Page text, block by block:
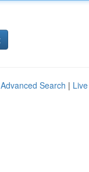
Advanced Search | Live